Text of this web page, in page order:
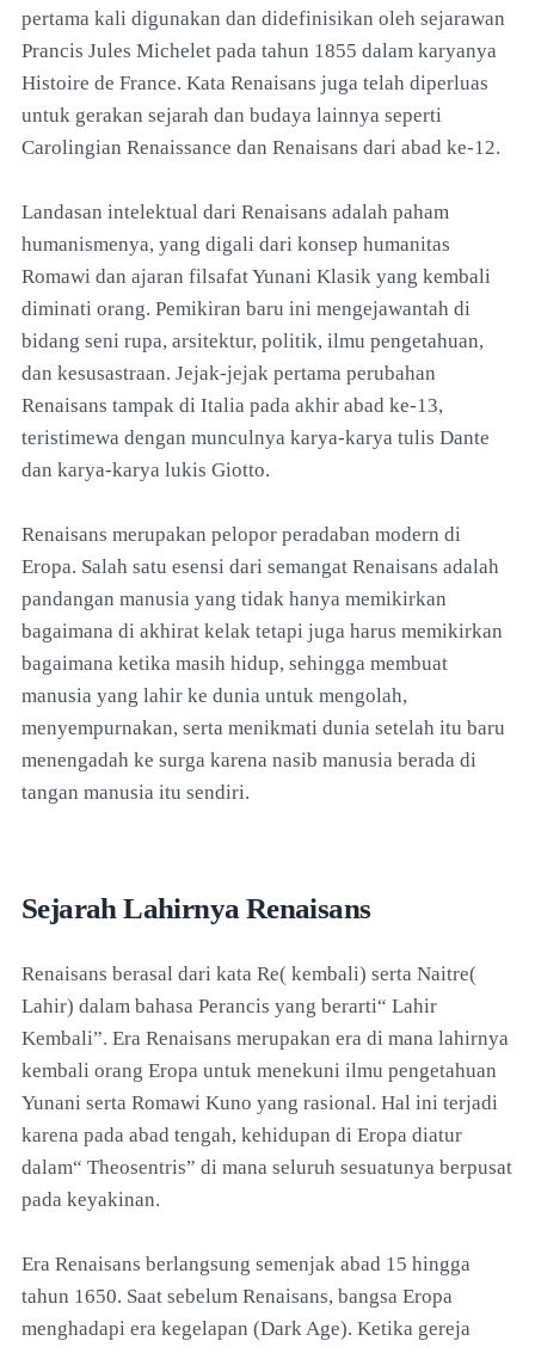
pertama kali digunakan dan didefinisikan oleh sejarawan
Prancis Jules Michelet pada tahun 1855 dalam karyanya
Histoire de France. Kata Renaisans juga telah diperluas
untuk gerakan sejarah dan budaya lainnya seperti
Carolingian Renaissance dan Renaisans dari abad ke-12.
Landasan intelektual dari Renaisans adalah paham
humanismenya, yang digali dari konsep humanitas
Romawi dan ajaran filsafat Yunani Klasik yang kembali
diminati orang. Pemikiran baru ini mengejawantah di
bidang seni rupa, arsitektur, politik, ilmu pengetahuan,
dan kesusastraan. Jejak-jejak pertama perubahan
Renaisans tampak di Italia pada akhir abad ke-13,
teristimewa dengan munculnya karya-karya tulis Dante
dan karya-karya lukis Giotto.
Renaisans merupakan pelopor peradaban modern di
Eropa. Salah satu esensi dari semangat Renaisans adalah
pandangan manusia yang tidak hanya memikirkan
bagaimana di akhirat kelak tetapi juga harus memikirkan
bagaimana ketika masih hidup, sehingga membuat
manusia yang lahir ke dunia untuk mengolah,
menyempurnakan, serta menikmati dunia setelah itu baru
menengadah ke surga karena nasib manusia berada di
tangan manusia itu sendiri.
Sejarah Lahirnya Renaisans
Renaisans berasal dari kata Re( kembali) serta Naitre(
Lahir) dalam bahasa Perancis yang berarti“ Lahir
Kembali”. Era Renaisans merupakan era di mana lahirnya
kembali orang Eropa untuk menekuni ilmu pengetahuan
Yunani serta Romawi Kuno yang rasional. Hal ini terjadi
karena pada abad tengah, kehidupan di Eropa diatur
dalam“ Theosentris” di mana seluruh sesuatunya berpusat
pada keyakinan.
Era Renaisans berlangsung semenjak abad 15 hingga
tahun 1650. Saat sebelum Renaisans, bangsa Eropa
menghadapi era kegelapan (Dark Age). Ketika gereja